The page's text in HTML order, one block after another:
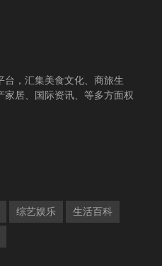
台，汇集美食文化、商旅生
居、国际资讯、等多方面权
综艺娱乐 生活百科